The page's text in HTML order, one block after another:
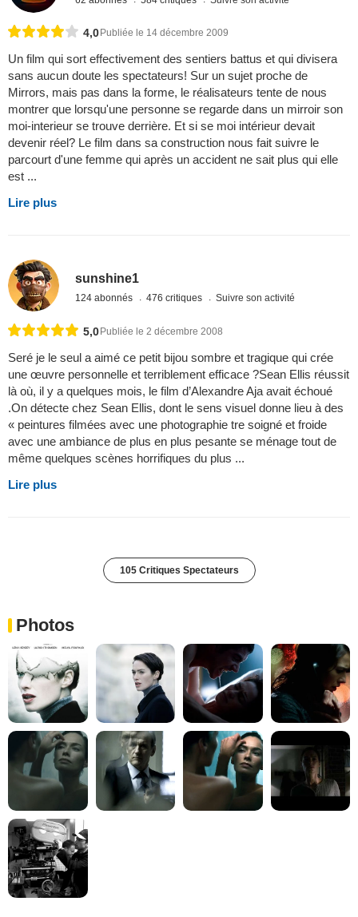
4,0 Publiée le 14 décembre 2009
Un film qui sort effectivement des sentiers battus et qui divisera
sans aucun doute les spectateurs! Sur un sujet proche de
Mirrors, mais pas dans la forme, le réalisateurs tente de nous
montrer que lorsqu'une personne se regarde dans un mirroir son
moi-interieur se trouve derrière. Et si se moi intérieur devait
devenir réel? Le film dans sa construction nous fait suivre le
parcourt d'une femme qui après un accident ne sait plus qui elle
est ...
Lire plus
sunshine1
124 abonnés 476 critiques Suivre son activité
5,0Publiée le 2 décembre 2008
Seré je le seul a aimé ce petit bijou sombre et tragique qui crée
une œuvre personnelle et terriblement efficace ?Sean Ellis réussit
là où, il y a quelques mois, le film d’Alexandre Aja avait échoué
.On détecte chez Sean Ellis, dont le sens visuel donne lieu à des
« peintures filmées avec une photographie tre soigné et froide
avec une ambiance de plus en plus pesante se ménage tout de
même quelques scènes horrifiques du plus ...
Lire plus
105 Critiques Spectateurs
Photos